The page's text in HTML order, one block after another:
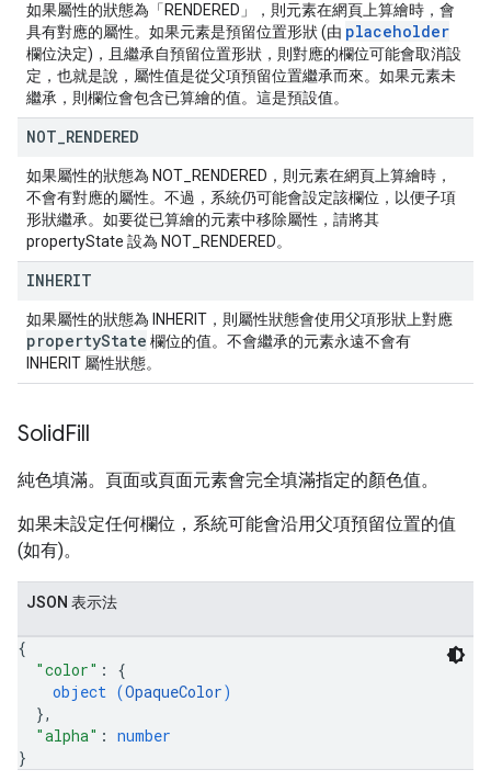
如果屬性的狀態為「RENDERED」，則元素在網頁上算繪時，會
具有對應的屬性。如果元素是預留位置形狀 (由 placeholder
欄位決定)，且繼承自預留位置形狀，則對應的欄位可能會取消設
定，也就是說，屬性值是從父項預留位置繼承而來。如果元素未
繼承，則欄位會包含已算繪的值。這是預設值。
NOT RENDERED
如果屬性的狀態為 NOT_RENDERED，則元素在網頁上算繪時，
不會有對應的屬性。不過，系統仍可能會設定該欄位，以便子項
形狀繼承。如要從已算繪的元素中移除屬性，請將其
propertyState 設為 NOT_RENDERED。
INHERIT
如果屬性的狀態為 INHERIT，則屬性狀態會使用父項形狀上對應
propertyState 欄位的值。不會繼承的元素永遠不會有
INHERIT 屬性狀態。
SolidFill
純色填滿。頁面或頁面元素會完全填滿指定的顏色值。
如果未設定任何欄位，系統可能會沿用父項預留位置的值
(如有)。
JSON 表示法
{
"color" : {
object (OpaqueColor)
},
"alpha" : number
}